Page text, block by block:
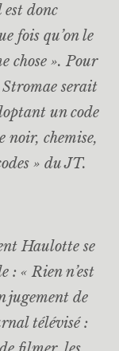
donc
fois qu’on le
chose ». Pour
serait
un code
noir, chemise,
» du JT.
Haulotte se
: « Rien n’est
jugement de
télévisé :